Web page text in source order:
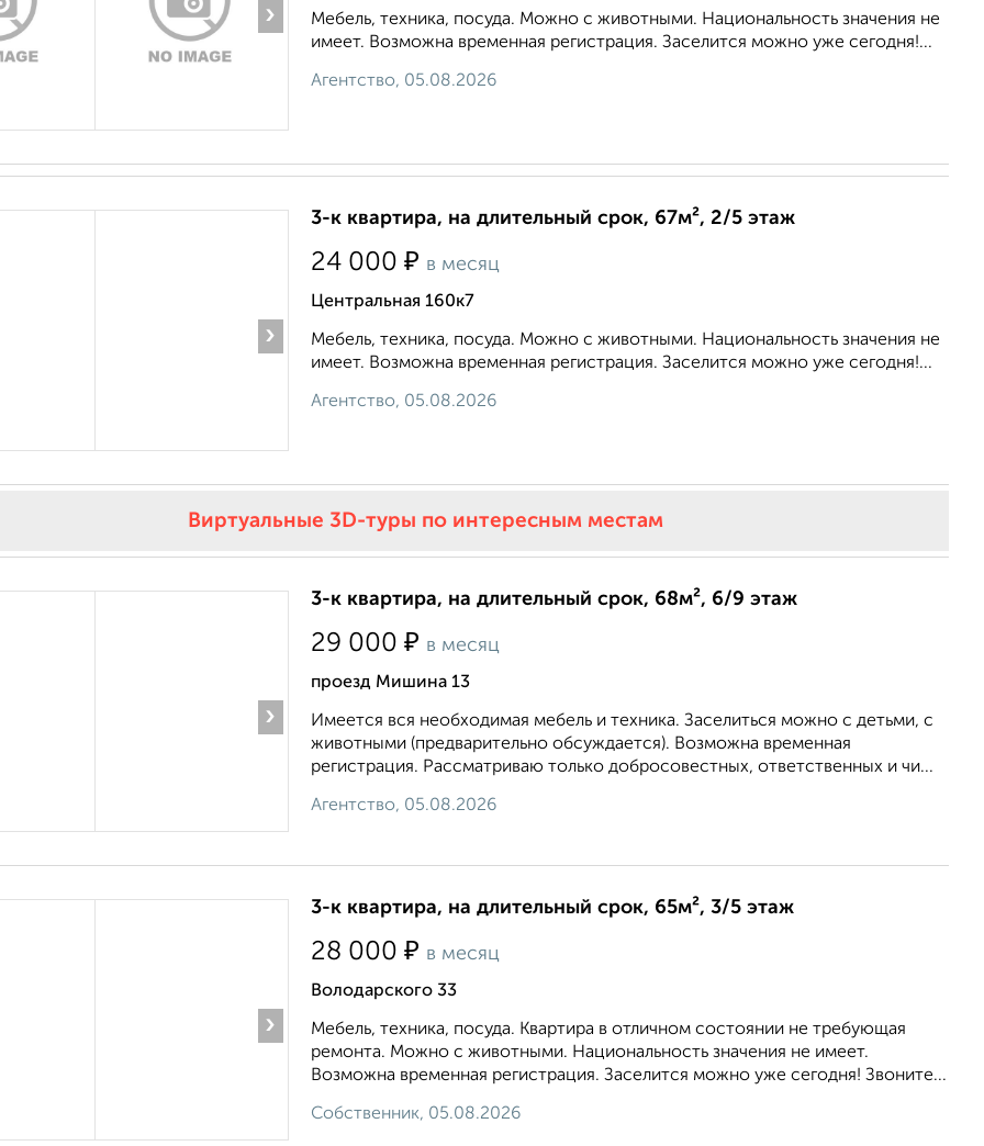
›
Мебель, техника, посуда. Можно с животными. Национальность значения не
имеет. Возможна временная регистрация. Заселится можно уже сегодня!...
Агентство, 05.08.2026
›
3-к квартира, на длительный срок, 67м², 2/5 этаж
24 000 ₽ в месяц
Центральная 160к7
Мебель, техника, посуда. Можно с животными. Национальность значения не
имеет. Возможна временная регистрация. Заселится можно уже сегодня!...
Агентство, 05.08.2026
Виртуальные 3D-туры по интересным местам
›
3-к квартира, на длительный срок, 68м², 6/9 этаж
29 000 ₽ в месяц
проезд Мишина 13
Имеется вся необходимая мебель и техника. Заселиться можно с детьми, с
животными (предварительно обсуждается). Возможна временная
регистрация. Рассматриваю только добросовестных, ответственных и чи...
Агентство, 05.08.2026
›
3-к квартира, на длительный срок, 65м², 3/5 этаж
28 000 ₽ в месяц
Володарского 33
Мебель, техника, посуда. Квартира в отличном состоянии не требующая
ремонта. Можно с животными. Национальность значения не имеет.
Возможна временная регистрация. Заселится можно уже сегодня! Звоните...
Собственник, 05.08.2026